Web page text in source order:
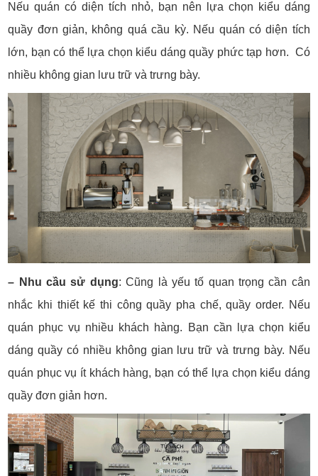
Nếu quán có diện tích nhỏ, bạn nên lựa chọn kiểu dáng
quầy đơn giản, không quá cầu kỳ. Nếu quán có diện tích
lớn, bạn có thể lựa chọn kiểu dáng quầy phức tạp hơn. Có
nhiều không gian lưu trữ và trưng bày.
– Nhu cầu sử dụng: Cũng là yếu tố quan trọng cần cân
nhắc khi thiết kế thi công quầy pha chế, quầy order. Nếu
quán phục vụ nhiều khách hàng. Bạn cần lựa chọn kiểu
dáng quầy có nhiều không gian lưu trữ và trưng bày. Nếu
quán phục vụ ít khách hàng, bạn có thể lựa chọn kiểu dáng
quầy đơn giản hơn.